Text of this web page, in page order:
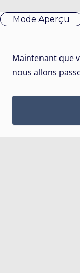
Mode Aperçu
Maintenant que
nous allons